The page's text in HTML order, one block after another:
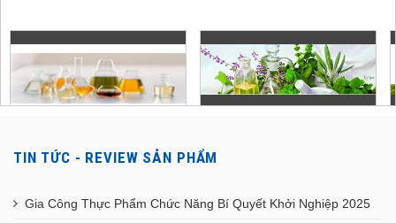
TIN TỨC - REVIEW SẢN PHẨM
Gia Công Thực Phẩm Chức Năng Bí Quyết Khởi Nghiệp 2025